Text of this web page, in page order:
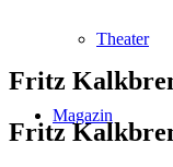
Theater
Magazin
Fritz
Fritz